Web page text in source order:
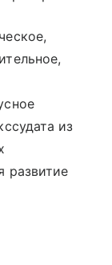
из
развитие